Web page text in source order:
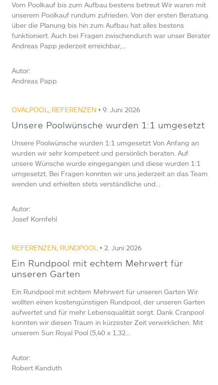
Vom Poolkauf bis zum Aufbau bestens betreut Wir waren mit
unserem Poolkauf rundum zufrieden. Von der ersten Beratung
über die Planung bis hin zum Aufbau hat alles bestens
funktioniert. Auch bei Fragen zwischendurch war unser Berater
Andreas Papp jederzeit erreichbar,…
Autor:
Andreas Papp
OVALPOOL REFERENZEN • 9. Juni 2026
Unsere Poolwünsche wurden 1:1 umgesetzt
Unsere Poolwünsche wurden 1:1 umgesetzt Von Anfang an
wurden wir sehr kompetent und persönlich beraten. Auf
unsere Wünsche wurde eingegangen und diese wurden 1:1
umgesetzt. Bei Fragen konnten wir uns jederzeit an das Team
wenden und erhielten stets verständliche und…
Autor:
Josef Kornfehl
REFERENZEN, RUNDPOOL • 2. Juni 2026
Ein Rundpool mit echtem Mehrwert für
unseren Garten
Ein Rundpool mit echtem Mehrwert für unseren Garten Wir
wollten einen kostengünstigen Rundpool, der unseren Garten
aufwertet und für mehr Lebensqualität sorgt. Dank Cranpool
konnten wir diesen Traum in kürzester Zeit verwirklichen. Mit
unserem Sun Royal Pool (5,40 x 1,32…
Autor:
Robert Kanduth